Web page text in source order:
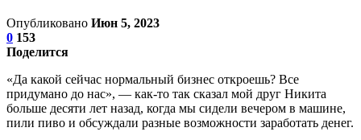
Опубликовано Июн 5, 2023
0 153
Поделится
«Да какой сейчас нормальный бизнес откроешь? Все
придумано до нас», — как-то так сказал мой друг Никита
больше десяти лет назад, когда мы сидели вечером в машине,
пили пиво и обсуждали разные возможности заработать денег.